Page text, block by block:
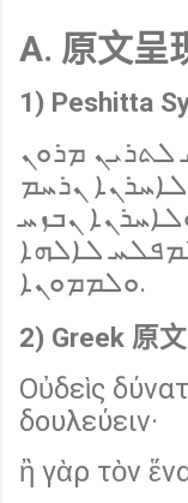
A. 原文呈
1) Peshitta
ܠܐܠܗܐ
ܘܠܡܡܘܢܐ.
2) Greek 原文
Οὐδεὶς
δουλεύειν·
ἢ γὰρ τὸν